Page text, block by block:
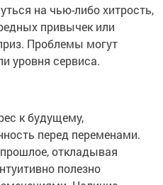
на чью-либо хитрость,
привычек или
Проблемы могут
уровня сервиса.
к будущему,
перед переменами.
откладывая
полезно